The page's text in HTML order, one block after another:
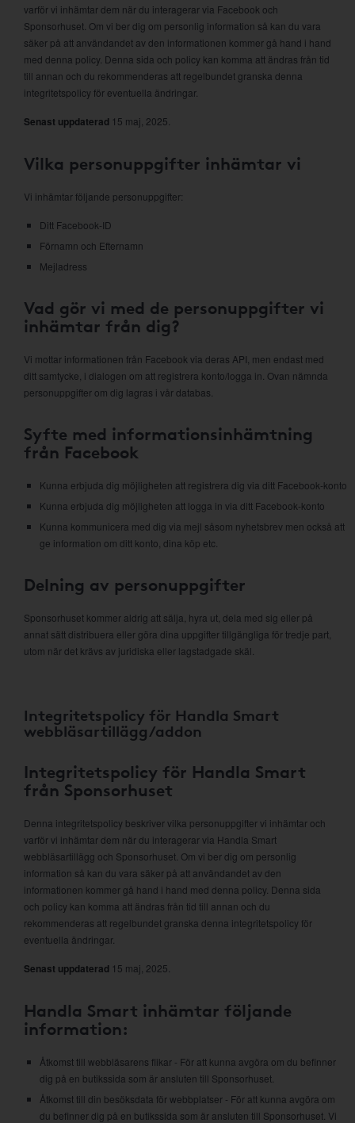
varför vi inhämtar dem när du interagerar via Facebook och
Sponsorhuset. Om vi ber dig om personlig information så kan du vara
säker på att användandet av den informationen kommer gå hand i hand
med denna policy. Denna sida och policy kan komma att ändras från tid
till annan och du rekommenderas att regelbundet granska denna
integritetspolicy för eventuella ändringar.
Senast uppdaterad 15 maj, 2025.
Vilka personuppgifter inhämtar vi
Vi inhämtar följande personuppgifter:
Ditt Facebook-ID
Förnamn och Efternamn
Mejladress
Vad gör vi med de personuppgifter vi
inhämtar från dig?
Vi mottar informationen från Facebook via deras API, men endast med
ditt samtycke, i dialogen om att registrera konto/logga in. Ovan nämnda
personuppgifter om dig lagras i vår databas.
Syfte med informationsinhämtning
från Facebook
Kunna erbjuda dig möjligheten att registrera dig via ditt Facebook-konto
Kunna erbjuda dig möjligheten att logga in via ditt Facebook-konto
Kunna kommunicera med dig via mejl såsom nyhetsbrev men också att
ge information om ditt konto, dina köp etc.
Delning av personuppgifter
Sponsorhuset kommer aldrig att sälja, hyra ut, dela med sig eller på
annat sätt distribuera eller göra dina uppgifter tillgängliga för tredje part,
utom när det krävs av juridiska eller lagstadgade skäl.
Integritetspolicy för Handla Smart
webbläsartillägg/addon
Integritetspolicy för Handla Smart
från Sponsorhuset
Denna integritetspolicy beskriver vilka personuppgifter vi inhämtar och
varför vi inhämtar dem när du interagerar via Handla Smart
webbläsartillägg och Sponsorhuset. Om vi ber dig om personlig
information så kan du vara säker på att användandet av den
informationen kommer gå hand i hand med denna policy. Denna sida
och policy kan komma att ändras från tid till annan och du
rekommenderas att regelbundet granska denna integritetspolicy för
eventuella ändringar.
Senast uppdaterad 15 maj, 2025.
Handla Smart inhämtar följande
information:
Åtkomst till webbläsarens flikar - För att kunna avgöra om du befinner
dig på en butikssida som är ansluten till Sponsorhuset.
Åtkomst till din besöksdata för webbplatser - För att kunna avgöra om
du befinner dig på en butikssida som är ansluten till Sponsorhuset. Vi